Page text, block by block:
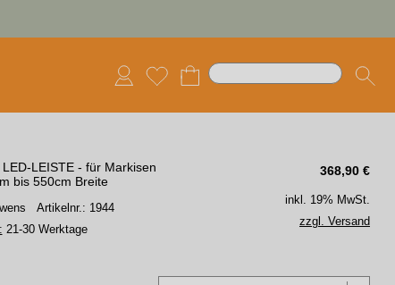
368,90 €
LEISTE - für Markisen
bis 550cm Breite
Artikelnr.: 1944
21-30 Werktage
inkl. 19% MwSt.
zzgl. Versand